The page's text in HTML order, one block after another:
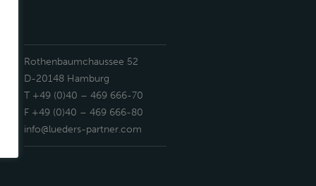
Rothenbaumchaussee 52
D-20148 Hamburg
T +49 (0)40 – 469 666-70
F +49 (0)40 – 469 666-80
info@lueders-partner.com